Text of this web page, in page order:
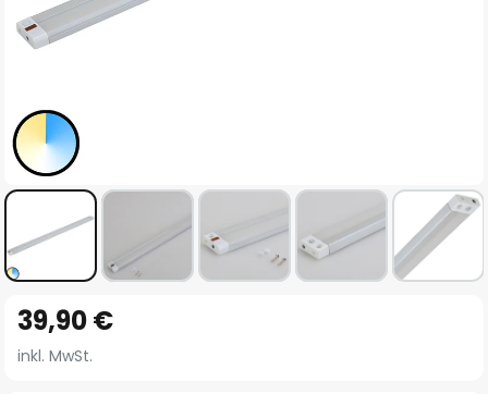
Anfang
der
39,90 €
inkl. MwSt.